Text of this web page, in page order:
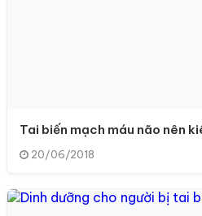
Tai biến mạch máu não nên
20/06/2018